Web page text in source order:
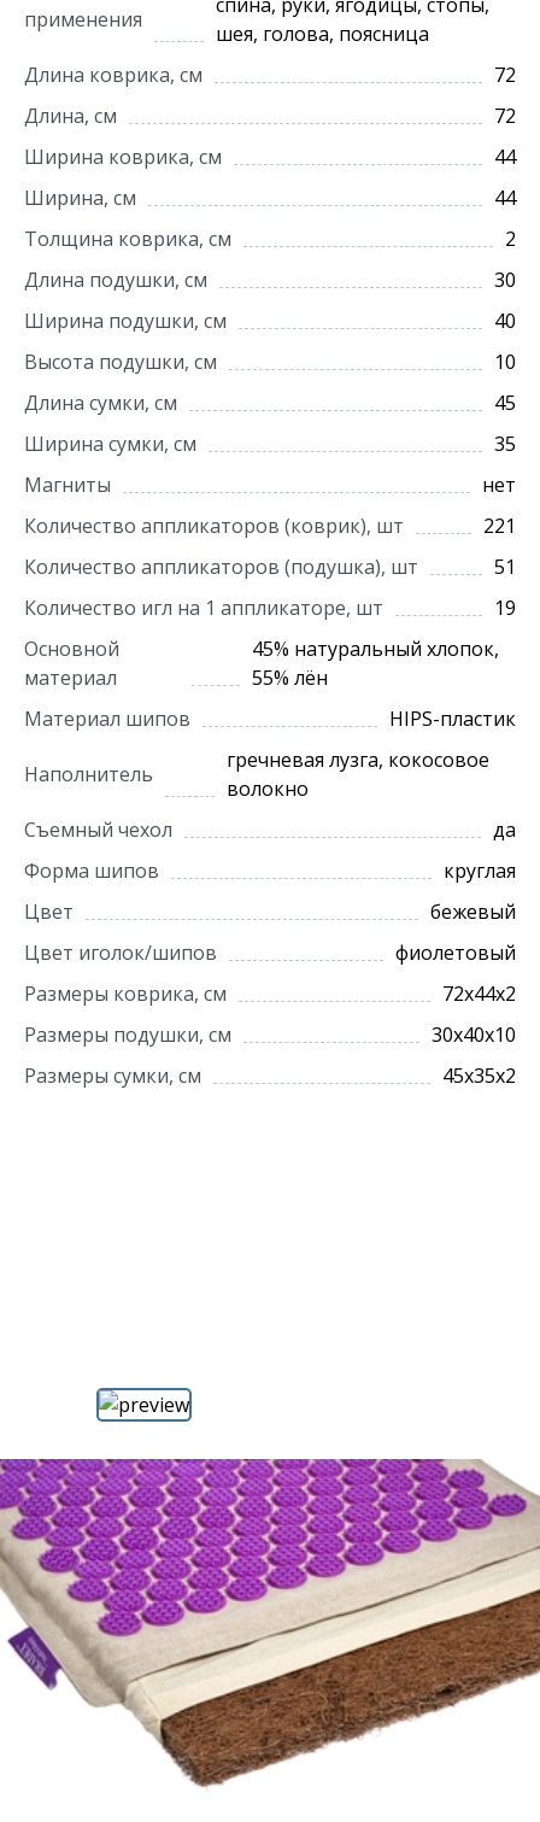
применения
шея, голова, поясница
Длина коврика, см
72
Длина, см
72
Ширина коврика, см
44
Ширина, см
44
Толщина коврика, см
2
Длина подушки, см
30
Ширина подушки, см
40
Высота подушки, см
10
Длина сумки, см
45
Ширина сумки, см
35
Магниты
нет
Количество аппликаторов (коврик), шт
221
Количество аппликаторов (подушка), шт
51
Количество игл на 1 аппликаторе, шт
19
Основной
материал
45% натуральный хлопок,
55% лён
Материал шипов
HIPS-пластик
Наполнитель
гречневая лузга, кокосовое
волокно
Съемный чехол
да
Форма шипов
круглая
Цвет
бежевый
Цвет иголок/шипов
фиолетовый
Размеры коврика, см
72х44х2
Размеры подушки, см
30х40х10
Размеры сумки, см
45х35х2